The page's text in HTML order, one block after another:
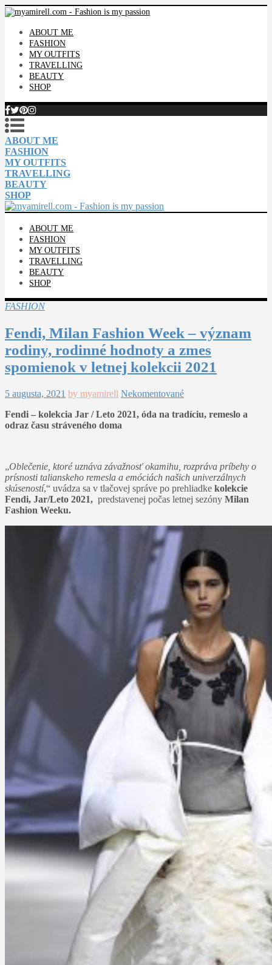
ABOUT ME
FASHION
MY OUTFITS
TRAVELLING
BEAUTY
SHOP
ABOUT ME
FASHION
MY OUTFITS
TRAVELLING
BEAUTY
SHOP
ABOUT ME
FASHION
MY OUTFITS
TRAVELLING
BEAUTY
SHOP
FASHION
Fendi, Milan Fashion Week – význam
rodiny, rodinné hodnoty a zmes
spomienok v letnej kolekcii 2021
5 augusta, 2021 by myamirell Nekomentované
Fendi – kolekcia Jar / Leto 2021, óda na tradíciu, remeslo a
odraz času stráveného doma
„Oblečenie, ktoré uznáva závažnosť okamihu, rozpráva príbehy o
prísnosti talianskeho remesla a emóciách našich univerzálnych
skúseností,“ uvádza sa v tlačovej správe po prehliadke kolekcie
Fendi, Jar/Leto 2021, predstavenej počas letnej sezóny Milan
Fashion Weeku.